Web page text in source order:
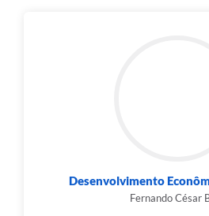
Desenvolvimento
Fernando César